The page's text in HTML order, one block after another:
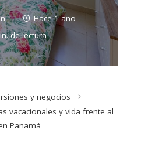
Hace 1 año
de lectura
y negocios
vacacionales y vida frente al
Panamá